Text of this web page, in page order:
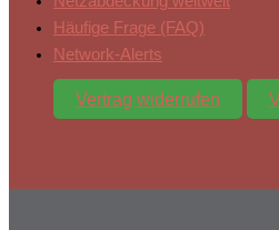
Häufige Frage (FAQ)
Network-Alerts
Vertrag widerrufen